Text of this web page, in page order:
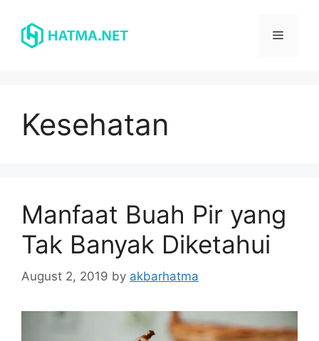
content
Menu
Kesehatan
Manfaat Buah Pir yang
Tak Banyak Diketahui
August 2, 2019 by akbarhatma